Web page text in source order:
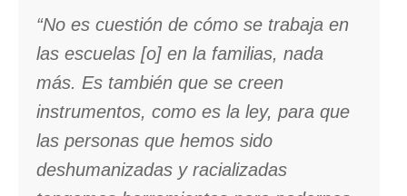
“No es cuestión de cómo se trabaja en
las escuelas [o] en la familias, nada
más. Es también que se creen
instrumentos, como es la ley, para que
las personas que hemos sido
deshumanizadas y racializadas